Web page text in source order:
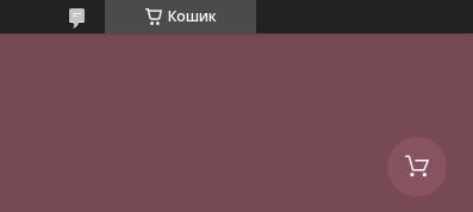
Кошик